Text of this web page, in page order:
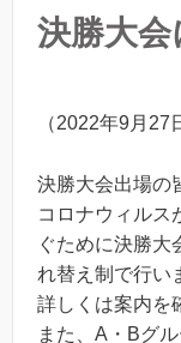
決勝大
（2022年9月27
決勝大会出場の
コロナウィルス
ぐために決勝大
れ替え制で行い
詳しくは案内を
また、A・Bグ